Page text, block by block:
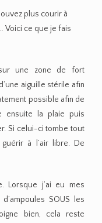
plus courir à
Voici ce que je fais
une zone de fort
aiguille stérile afin
possible afin de
ensuite la plaie puis
Si celui-ci tombe tout
à l’air libre. De
Lorsque j’ai eu mes
SOUS les
bien, cela reste